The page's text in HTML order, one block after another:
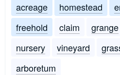
acreage
homestead
freehold
claim grange
nursery
vineyard
arboretum